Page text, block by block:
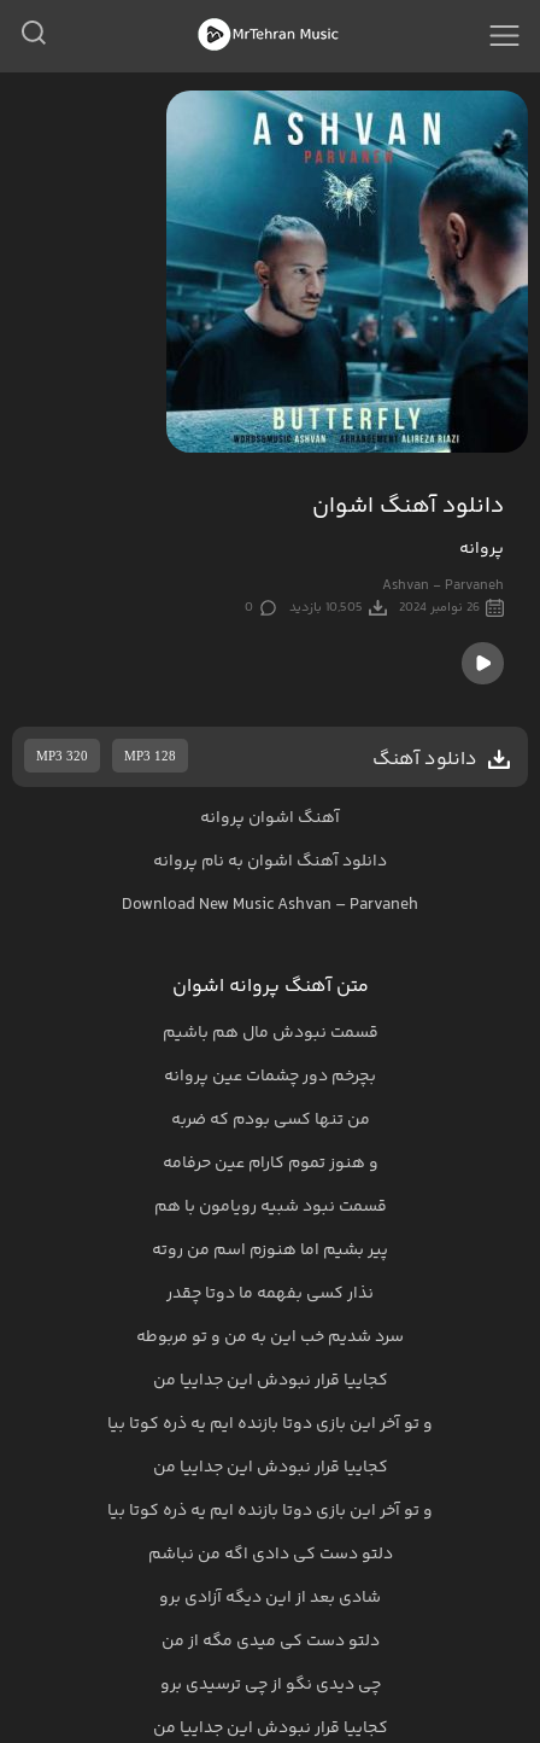
دانلود آهنگ اشوان
پروانه
Ashvan - Parvaneh
26 نوامبر 2024 10,505 بازدید 0
دانلود آهنگ MP3 320 MP3 128
آهنگ اشوان پروانه
دانلود آهنگ اشوان به نام پروانه
Download New MusicAshvan – Parvaneh
متن آهنگ پروانه اشوان
قسمت نبودش مال هم باشیم
بچرخم دور چشمات عین پروانه
من تنها کسی بودم که ضربه
و هنوز تموم کارام عین حرفامه
قسمت نبود شبیه رویامون با هم
پیر بشیم اما هنوزم اسم من روته
نذار کسی بفهمه ما دوتا چقدر
سرد شدیم خب این به من و تو مربوطه
کجاییا قرار نبودش این جداییا من
و تو آخر این بازی دوتا بازنده ایم یه ذره کوتا بیا
کجاییا قرار نبودش این جداییا من
و تو آخر این بازی دوتا بازنده ایم یه ذره کوتا بیا
دلتو دست کی دادی اگه من نباشم
شادی بعد از این دیگه آزادی برو
دلتو دست کی میدی مگه از من
چی دیدی نگو از چی ترسیدی برو
کجاییا قرار نبودش این جداییا من